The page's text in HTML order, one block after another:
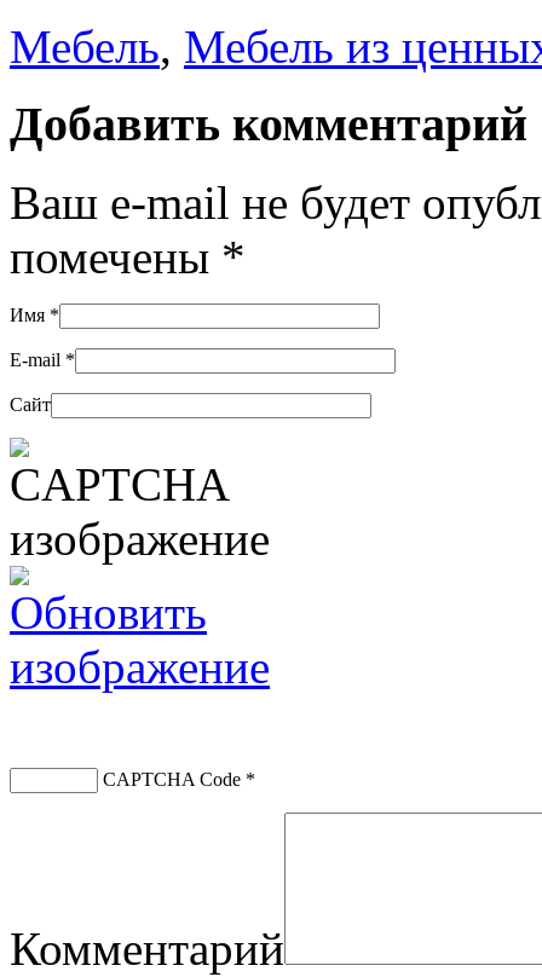
Мебель, Мебель из
Добавить комментарий
Ваш e-mail не будет
помечены *
Имя *
E-mail *
Сайт
CAPTCHA Code *
Комментарий